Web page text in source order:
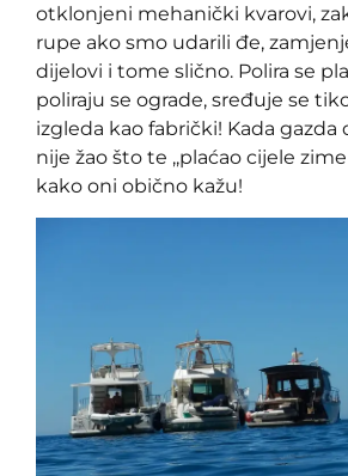
otklonjeni mehanički kvarovi,
rupe ako smo udarili đe,
dijelovi i tome slično. Polira se
poliraju se ograde, sređuje se
izgleda kao fabrički! Kada gazda
nije žao što te ,,plaćao cijele
kako oni obično kažu!